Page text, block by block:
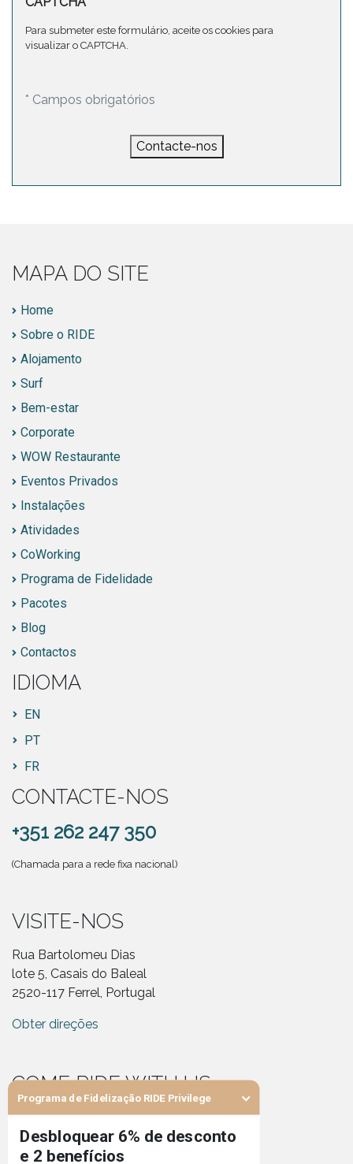
Para submeter este formulário, aceite os cookies para
visualizar o CAPTCHA.
* Campos obrigatórios
Contacte-nos
MAPA DO SITE
Home
Sobre o RIDE
Alojamento
Surf
Bem-estar
Corporate
WOW Restaurante
Eventos Privados
Instalações
Atividades
CoWorking
Programa de Fidelidade
Pacotes
Blog
Contactos
IDIOMA
EN
PT
FR
CONTACTE-NOS
+351 262 247 350
(Chamada para a rede fixa nacional)
VISITE-NOS
Rua Bartolomeu Dias
lote 5, Casais do Baleal
2520-117 Ferrel, Portugal
Obter direções
COME RIDE WITH US
Programa de Fidelização RIDE Privilege